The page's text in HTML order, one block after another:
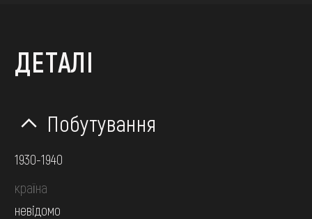
ДЕТАЛІ
Побутування
1930-1940
країна
невідомо